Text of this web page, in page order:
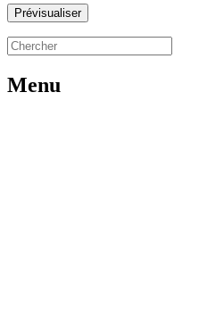
Menu